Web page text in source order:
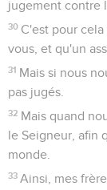
jugement contre
30 C'est pour
vous, et qu'un
31 Mais si nous
pas jugés.
32 Mais quand
le Seigneur, afin
monde.
33 Ainsi, mes